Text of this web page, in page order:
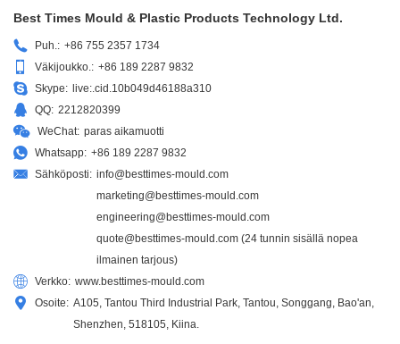
Best Times Mould & Plastic Products Technology Ltd.
Puh.: +86 755 2357 1734
Väkijoukko.: +86 189 2287 9832
Skype: live:.cid.10b049d46188a310
QQ: 2212820399
WeChat: paras aikamuotti
Whatsapp: +86 189 2287 9832
Sähköposti: info@besttimes-mould.com
marketing@besttimes-mould.com
engineering@besttimes-mould.com
quote@besttimes-mould.com (24 tunnin sisällä nopea
ilmainen tarjous)
Verkko: www.besttimes-mould.com
Osoite: A105, Tantou Third Industrial Park, Tantou, Songgang, Bao'an,
Shenzhen, 518105, Kiina.